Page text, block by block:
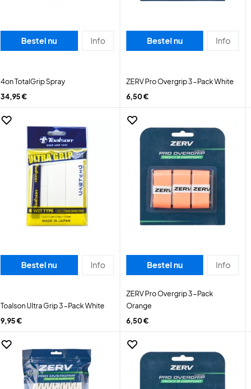
Bestel nu Info
4on TotalGrip Spray
34,95 €
Bestel nu Info
ZERV Pro Overgrip 3-Pack White
6,50 €
Bestel nu Info
Toalson Ultra Grip 3-Pack White
9,95 €
Bestel nu Info
ZERV Pro Overgrip 3-Pack
Orange
6,50 €